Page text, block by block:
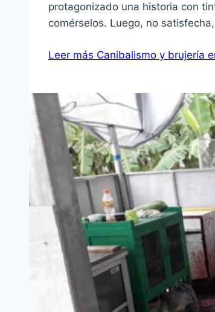
protagonizado una historia con
comérselos. Luego, no
Leer más Canibalismo y brujería